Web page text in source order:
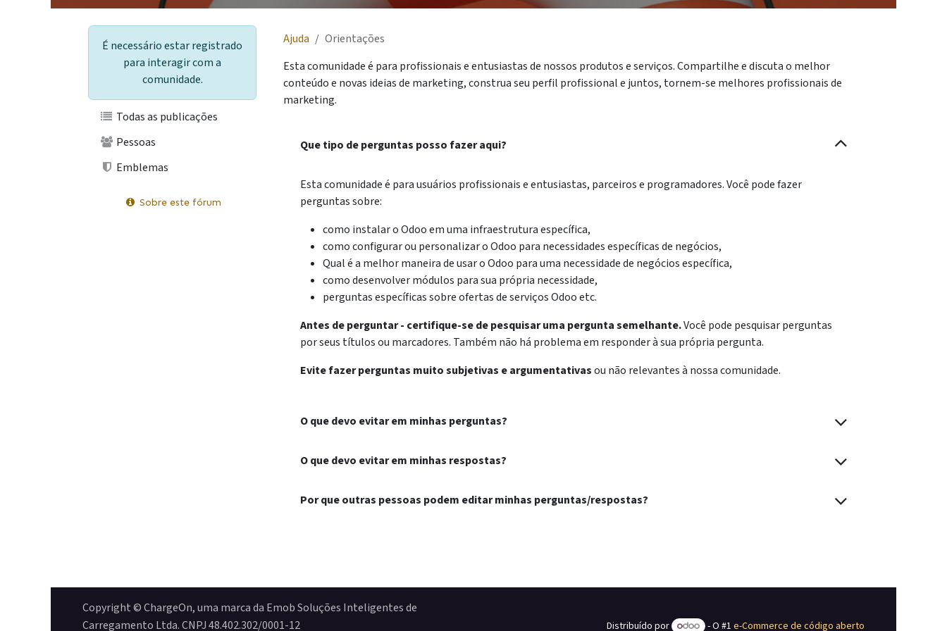
É necessário estar registrado
para interagir com a
comunidade.
Todas as publicações
Pessoas
Emblemas
Sobre este fórum
Ajuda
Orientações
Esta comunidade é para profissionais e entusiastas de nossos produtos e serviços. Compartilhe e discuta o melhor
conteúdo e novas ideias de marketing, construa seu perfil profissional e juntos, tornem-se melhores profissionais de
marketing.
Que tipo de perguntas posso fazer aqui?
Esta comunidade é para usuários profissionais e entusiastas, parceiros e programadores. Você pode fazer
perguntas sobre:
como instalar o Odoo em uma infraestrutura específica,
como configurar ou personalizar o Odoo para necessidades específicas de negócios,
Qual é a melhor maneira de usar o Odoo para uma necessidade de negócios específica,
como desenvolver módulos para sua própria necessidade,
perguntas específicas sobre ofertas de serviços Odoo etc.
Antes de perguntar - certifique-se de pesquisar uma pergunta semelhante.Você pode pesquisar perguntas
por seus títulos ou marcadores. Também não há problema em responder à sua própria pergunta.
Evite fazer perguntas muito subjetivas e argumentativasou não relevantes à nossa comunidade.
O que devo evitar em minhas perguntas?
O que devo evitar em minhas respostas?
Por que outras pessoas podem editar minhas perguntas/respostas?
​​Copyright © ChargeOn, uma marca da Emob Soluções Inteligentes de
Carregamento Ltda. CNPJ 48.402.302/0001-12
Distribuído por - O #1 e-Commerce de código aberto